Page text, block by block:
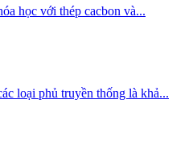
học với thép cacbon và...
loại phủ truyền thống là khả...